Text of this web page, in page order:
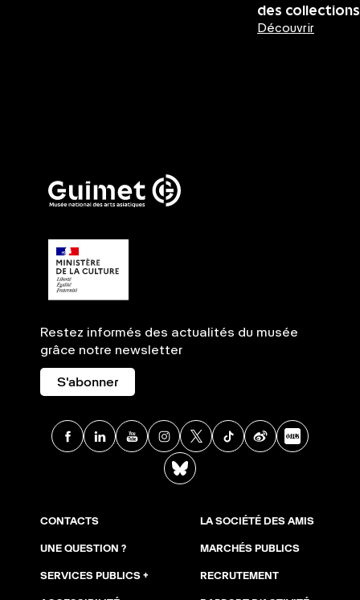
des collections
Découvrir
Restez informés des actualités du musée
grâce notre newsletter
S'abonner
Facebook
LinkedinYoutubeInstagram
X TikTokWeibo
CONTACTS
UNE QUESTION ?
SERVICES PUBLICS +
LA SOCIÉTÉ DES AMIS
MARCHÉS PUBLICS
RECRUTEMENT